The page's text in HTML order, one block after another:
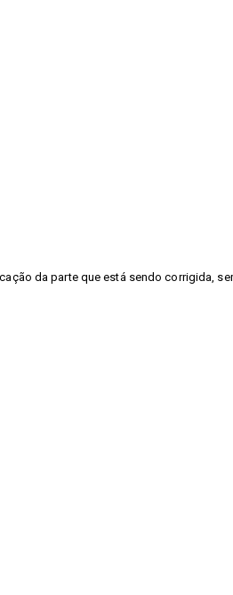
da parte que está sendo corrigida,